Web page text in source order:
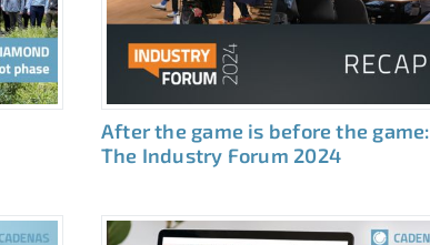
After the game is before the game:
The Industry Forum 2024